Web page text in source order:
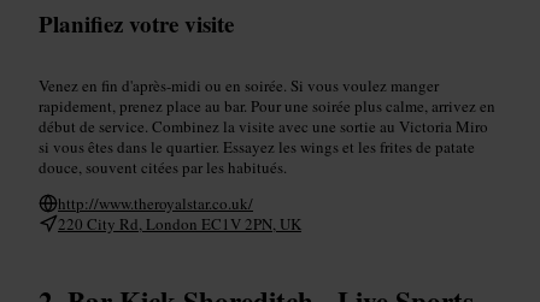
Planifiez votre visite
Venez en fin d'après-midi ou en soirée. Si vous voulez manger
rapidement, prenez place au bar. Pour une soirée plus calme, arrivez en
début de service. Combinez la visite avec une sortie au Victoria Miro
si vous êtes dans le quartier. Essayez les wings et les frites de patate
douce, souvent citées par les habitués.
http://www.theroyalstar.co.uk/
220 City Rd, London EC1V 2PN, UK